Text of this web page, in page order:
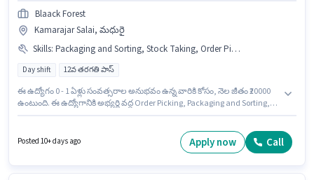
Blaack Forest
Kamarajar Salai, మధురై
Skills: Packaging and Sorting, Stock Taking, Order Picking
Day shift 12వ తరగతి పాస్
ఈ ఉద్యోగం 0 - 1 ఏళ్లు సంవత్సరాల అనుభవం ఉన్న వారికి కోసం, నెల జీతం ₹20000
ఉంటుంది. ఈ ఉద్యోగానికి అభ్యర్థి వద్ద Order Picking, Packaging and Sorting,
మరియు కంపెనీ పాలసీలపై ఆధారపడి ఇప్పించబడతాయి. Blaack Forest గిడ్డంగి /
లాజిస్టిక్స్ విభాగంలో డిస్పాచ్ ఎగ్జిక్యూటివ్ ఉద్యోగానికి క్రియాశీలకంగా నియామకం
Posted 10+ days ago Apply now Call